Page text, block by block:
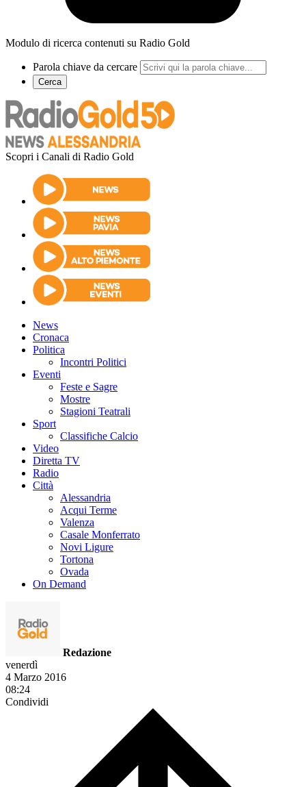
Modulo di ricerca contenuti su Radio Gold
Parola chiave da cercare
Cerca
Scopri i Canali di Radio Gold
News
Cronaca
Politica
Incontri Politici
Eventi
Feste e Sagre
Mostre
Stagioni Teatrali
Sport
Classifiche Calcio
Video
Diretta TV
Radio
Città
Alessandria
Acqui Terme
Valenza
Casale Monferrato
Novi Ligure
Tortona
Ovada
On Demand
Redazione
venerdì
4 Marzo 2016
08:24
Condividi